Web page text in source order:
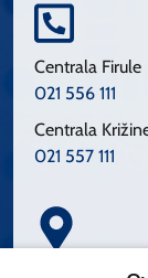
Centrala Firule
021 556 111
Centrala
021 557 111
Spinčićeva 1,